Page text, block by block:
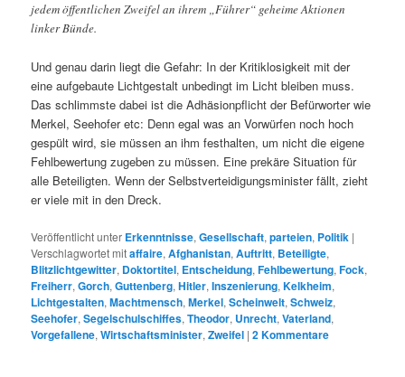
jedem öffentlichen Zweifel an ihrem „Führer“ geheime Aktionen
linker Bünde.
Und genau darin liegt die Gefahr: In der Kritiklosigkeit mit der
eine aufgebaute Lichtgestalt unbedingt im Licht bleiben muss.
Das schlimmste dabei ist die Adhäsionpflicht der Befürworter wie
Merkel, Seehofer etc: Denn egal was an Vorwürfen noch hoch
gespült wird, sie müssen an ihm festhalten, um nicht die eigene
Fehlbewertung zugeben zu müssen. Eine prekäre Situation für
alle Beteiligten. Wenn der Selbstverteidigungsminister fällt, zieht
er viele mit in den Dreck.
Veröffentlicht unter Erkenntnisse,Gesellschaft,parteien, Politik |
Verschlagwortet mitaffaire,Afghanistan,Auftritt, Beteiligte,
Blitzlichtgewitter, Doktortitel, Entscheidung,Fehlbewertung,Fock,
Freiherr,Gorch,Guttenberg,Hitler,Inszenierung,Kelkheim,
Lichtgestalten,Machtmensch,Merkel,Scheinwelt,Schweiz,
Seehofer,Segelschulschiffes,Theodor, Unrecht,Vaterland,
Vorgefallene,Wirtschaftsminister,Zweifel |2Kommentare